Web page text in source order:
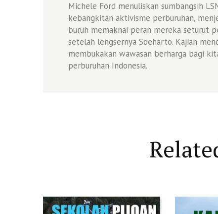
Michele Ford menuliskan sumbangsih
kebangkitan aktivisme perburuhan,
buruh memaknai peran mereka seturut
setelah lengsernya Soeharto. Kajian
membukakan wawasan berharga bagi
perburuhan Indonesia.